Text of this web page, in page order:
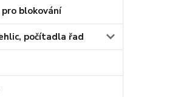
pro blokování
počítadla řad